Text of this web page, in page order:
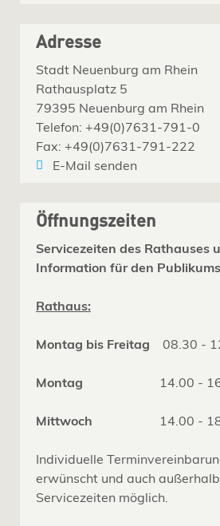
Adresse
Stadt Neuenburg am Rhein
Rathausplatz 5
79395 Neuenburg am Rhein
Telefon: +49(0)7631-791-0
Fax: +49(0)7631-791-222
E-Mail senden
Öffnungszeiten
Servicezeiten des Rathauses
Information für den
Rathaus:
Montag bis Freitag 08.30 -
Montag 14.00 -
Mittwoch 14.00 -
Individuelle
erwünscht und auch
Servicezeiten möglich.